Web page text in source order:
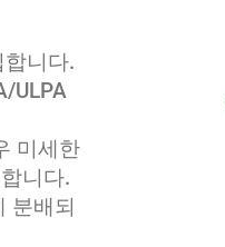
니다.
ULPA
미세한
니다.
분배되